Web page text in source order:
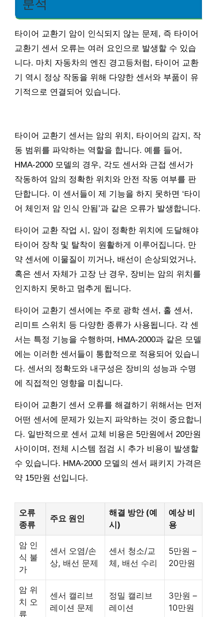
분석
타이어 교환기 암이 인식되지 않는 문제, 즉 타이어
교환기 센서 오류는 여러 요인으로 발생할 수 있습
니다. 마치 자동차의 엔진 경고등처럼, 타이어 교환
기 역시 정상 작동을 위해 다양한 센서와 부품이 유
기적으로 연결되어 있습니다.
타이어 교환기 센서는 암의 위치, 타이어의 감지, 작
동 범위를 파악하는 역할을 합니다. 예를 들어,
HMA-2000 모델의 경우, 각도 센서와 근접 센서가
작동하여 암의 정확한 위치와 안전 작동 여부를 판
단합니다. 이 센서들이 제 기능을 하지 못하면 ‘타이
어 체인저 암 인식 안됨’과 같은 오류가 발생합니다.
타이어 교환 작업 시, 암이 정확한 위치에 도달해야
타이어 장착 및 탈착이 원활하게 이루어집니다. 만
약 센서에 이물질이 끼거나, 배선이 손상되었거나,
혹은 센서 자체가 고장 난 경우, 장비는 암의 위치를
인지하지 못하고 멈추게 됩니다.
타이어 교환기 센서에는 주로 광학 센서, 홀 센서,
리미트 스위치 등 다양한 종류가 사용됩니다. 각 센
서는 특정 기능을 수행하며, HMA-2000과 같은 모델
에는 이러한 센서들이 통합적으로 적용되어 있습니
다. 센서의 정확도와 내구성은 장비의 성능과 수명
에 직접적인 영향을 미칩니다.
타이어 교환기 센서 오류를 해결하기 위해서는 먼저
어떤 센서에 문제가 있는지 파악하는 것이 중요합니
다. 일반적으로 센서 교체 비용은 5만원에서 20만원
사이이며, 전체 시스템 점검 시 추가 비용이 발생할
수 있습니다. HMA-2000 모델의 센서 패키지 가격은
약 15만원 선입니다.
오류
종류
주요 원인
해결 방안 (예
시)
예상 비
용
암 인
식 불
가
센서 오염/손
상, 배선 문제
센서 청소/교
체, 배선 수리
5만원 –
20만원
암 위
치 오
류
센서 캘리브
레이션 문제
정밀 캘리브
레이션
3만원 –
10만원